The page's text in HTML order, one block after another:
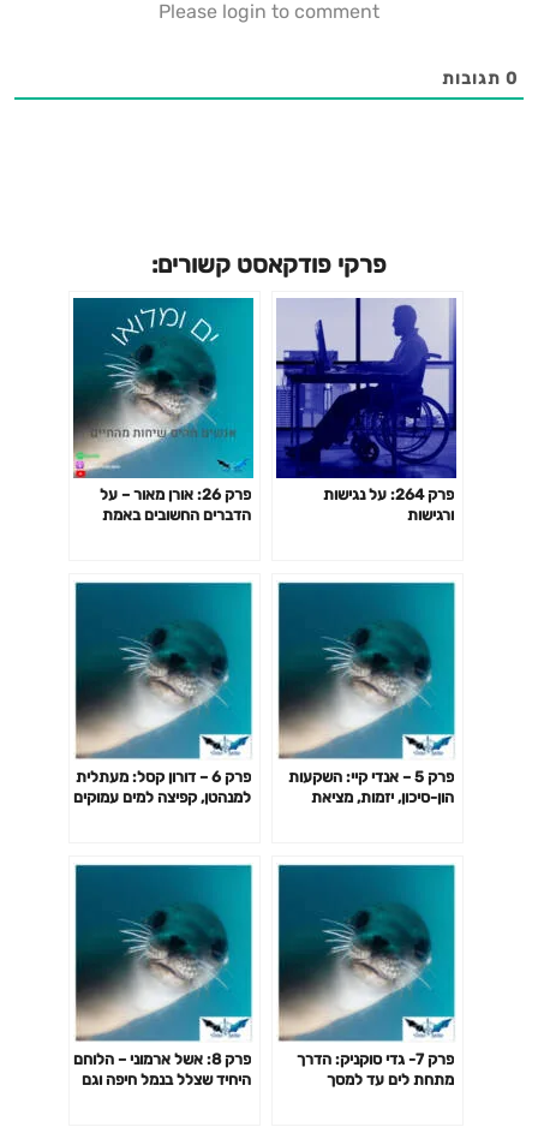
הרשמה לתכנית ספרינג בורד של עמותת העטלף:
https://www.linkedin.com/in/nuri-golan-
13805477#פודקאסט #שייטת 13 #Navy_Seals פודקאסט
Please login to comment
0 תגובות
פרקי פודקאסט קשורים:
פרק 264: על נגישות
ורגישות
פרק 26: אורן מאור – על
הדברים החשובים באמת
פרק 5 – אנדי קיי: השקעות
הון-סיכון, יזמות, מציאת
פרק 6 – דורון קסל: מעתלית
למנהטן, קפיצה למים עמוקים
פרק 7- גדי סוקניק: הדרך
מתחת לים עד למסך
פרק 8: אשל ארמוני – הלוחם
היחיד שצלל בנמל חיפה וגם